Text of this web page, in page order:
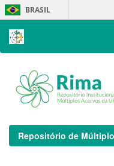
Skip
navigation
BRASIL
Repositório de